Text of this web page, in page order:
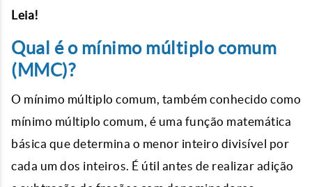
Leia!
Qual é o mínimo múltiplo comum
(MMC)?
O mínimo múltiplo comum, também conhecido como
mínimo múltiplo comum, é uma função matemática
básica que determina o menor inteiro divisível por
cada um dos inteiros. É útil antes de realizar adição